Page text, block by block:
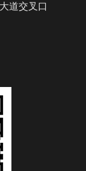
道交叉口